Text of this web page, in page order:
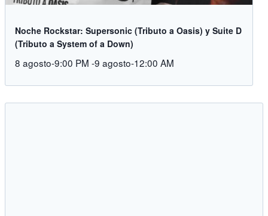
Noche Rockstar: Supersonic (Tributo a Oasis) y Suite D
(Tributo a System of a Down)
8 agosto-9:00 PM -9 agosto-12:00 AM